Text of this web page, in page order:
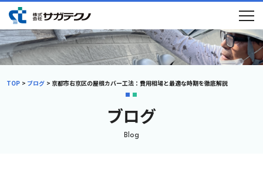
ブログ
Blog
TOP ブログ 京都市右京区の屋根カバー工法：費用相場と最適な時期を徹底解説